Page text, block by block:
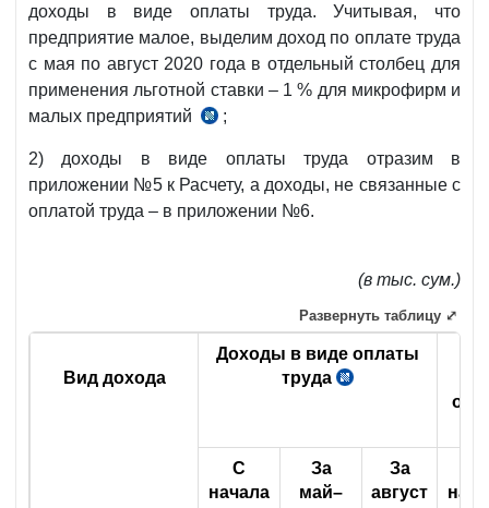
доходы в виде оплаты труда. Учитывая, что
предприятие малое, выделим доход по оплате труда
с мая по август 2020 года в отдельный столбец для
применения льготной ставки – 1 % для микрофирм и
малых предприятий
п.4
18.05.2020
;
2) доходы в виде оплаты труда отразим в
приложении №5 к Расчету, а доходы, не связанные с
оплатой труда – в приложении №6.
(в тыс. сум.)
Вид дохода
Доходы в виде оплаты
труда
С
начала
За
май–
За
август
Развернуть таблицу ⤢